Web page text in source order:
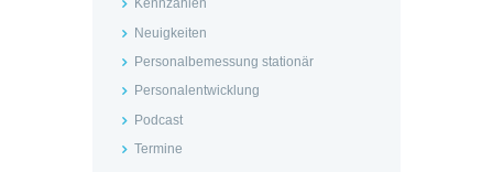
Kennzahlen
Neuigkeiten
Personalbemessung stationär
Personalentwicklung
Podcast
Termine